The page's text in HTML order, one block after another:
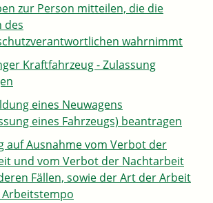
zur Person mitteilen, die die
des
wahrnimmt
Kraftfahrzeug - Zulassung
eines Neuwagens
eines Fahrzeugs) beantragen
auf Ausnahme vom Verbot der
und vom Verbot der Nachtarbeit
Fällen, sowie der Art der Arbeit